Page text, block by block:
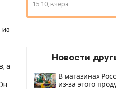
из
а
15:10, вчера
Новости
В магазинах
из-за этого